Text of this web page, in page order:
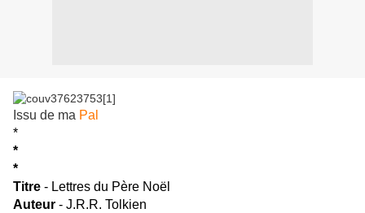
Issu de ma Pal
*
*
*
Titre - Lettres du Père Noël
Auteur - J.R.R. Tolkien